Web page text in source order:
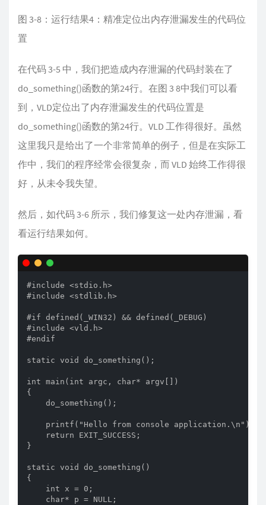
图 3-8：运行结果4：精准定位出内存泄漏发生的代码位
置
在代码 3-5 中，我们把造成内存泄漏的代码封装在了
do_something()函数的第24行。在图 3 8中我们可以看
到，VLD定位出了内存泄漏发生的代码位置是
do_something()函数的第24行。VLD 工作得很好。虽然
这里我只是给出了一个非常简单的例子，但是在实际工
作中，我们的程序经常会很复杂，而 VLD 始终工作得很
好，从未令我失望。
然后，如代码 3-6 所示，我们修复这一处内存泄漏，看
看运行结果如何。
#include <stdio.h>
#include <stdlib.h>
#if defined(_WIN32) && defined(_DEBUG)
#include <vld.h>
#endif
static void do_something();
int main(int argc, char* argv[])
{
    do_something();
    printf("Hello from console application.\n");
    return EXIT_SUCCESS;
}
static void do_something()
{
    int x = 0;
    char* p = NULL;